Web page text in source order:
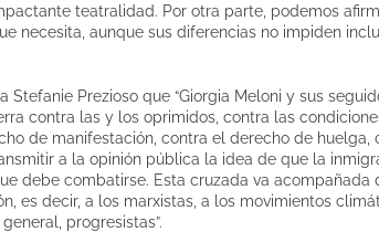
teatralidad. Por otra parte, podemos
necesita, aunque sus diferencias no impiden
Stefanie Prezioso que “Giorgia Meloni y sus
contra las y los oprimidos, contra las
de manifestación, contra el derecho de
a la opinión pública la idea de que la
debe combatirse. Esta cruzada va
es decir, a los marxistas, a los movimientos
progresistas”.